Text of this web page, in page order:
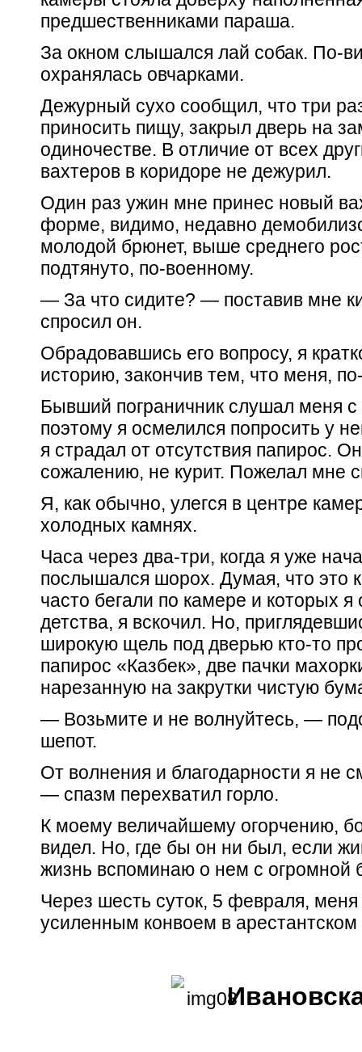
предшественниками параша.
За окном слышался лай собак. По-
охранялась овчарками.
Дежурный сухо сообщил, что три
приносить пищу, закрыл дверь на
одиночестве. В отличие от всех
вахтеров в коридоре не дежурил.
Один раз ужин мне принес новый
форме, видимо, недавно
молодой брюнет, выше среднего
подтянуто, по-военному.
— За что сидите? — поставив мне
спросил он.
Обрадовавшись его вопросу, я
историю, закончив тем, что меня,
Бывший пограничник слушал меня
поэтому я осмелился попросить у
я страдал от отсутствия папирос.
сожалению, не курит. Пожелал мне
Я, как обычно, улегся в центре
холодных камнях.
Часа через два-три, когда я уже
послышался шорох. Думая, что это
часто бегали по камере и которых
детства, я вскочил. Но,
широкую щель под дверью кто-то
папирос «Казбек», две пачки
нарезанную на закрутки чистую
— Возьмите и не волнуйтесь, —
шепот.
От волнения и благодарности я не
— спазм перехватил горло.
К моему величайшему огорчению,
видел. Но, где бы он ни был, если
жизнь вспоминаю о нем с огромной
Через шесть суток, 5 февраля,
усиленным конвоем в